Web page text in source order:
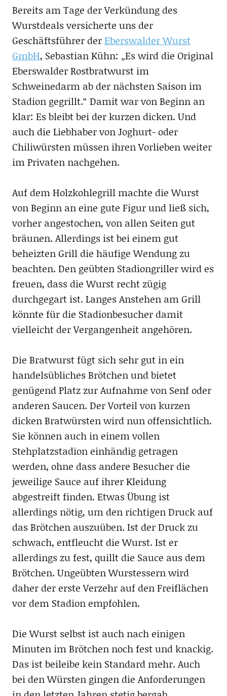
Bereits am Tage der Verkündung des
Wurstdeals versicherte uns der
Geschäftsführer derEberswalder Wurst
GmbH, Sebastian Kühn: „Es wird die Original
Eberswalder Rostbratwurst im
Schweinedarm ab der nächsten Saison im
Stadion gegrillt.“ Damit war von Beginn an
klar: Es bleibt bei der kurzen dicken. Und
auch die Liebhaber von Joghurt- oder
Chiliwürsten müssen ihren Vorlieben weiter
im Privaten nachgehen.
Auf dem Holzkohlegrill machte die Wurst
von Beginn an eine gute Figur und ließ sich,
vorher angestochen, von allen Seiten gut
bräunen. Allerdings ist bei einem gut
beheizten Grill die häufige Wendung zu
beachten. Den geübten Stadiongriller wird es
freuen, dass die Wurst recht zügig
durchgegart ist. Langes Anstehen am Grill
könnte für die Stadionbesucher damit
vielleicht der Vergangenheit angehören.
Die Bratwurst fügt sich sehr gut in ein
handelsübliches Brötchen und bietet
genügend Platz zur Aufnahme von Senf oder
anderen Saucen. Der Vorteil von kurzen
dicken Bratwürsten wird nun offensichtlich.
Sie können auch in einem vollen
Stehplatzstadion einhändig getragen
werden, ohne dass andere Besucher die
jeweilige Sauce auf ihrer Kleidung
abgestreift finden. Etwas Übung ist
allerdings nötig, um den richtigen Druck auf
das Brötchen auszuüben. Ist der Druck zu
schwach, entfleucht die Wurst. Ist er
allerdings zu fest, quillt die Sauce aus dem
Brötchen. Ungeübten Wurstessern wird
daher der erste Verzehr auf den Freiflächen
vor dem Stadion empfohlen.
Die Wurst selbst ist auch nach einigen
Minuten im Brötchen noch fest und knackig.
Das ist beileibe kein Standard mehr. Auch
bei den Würsten gingen die Anforderungen